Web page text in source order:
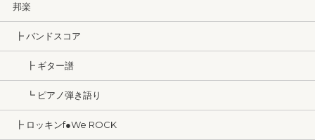
邦楽
┣ バンドスコア
┣ ギター譜
┗ ピアノ弾き語り
┣ ロッキンf●We ROCK